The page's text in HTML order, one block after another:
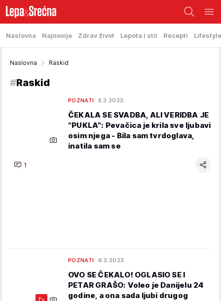
Naslovna Najnovije Zdrav život Lepota i stil Recepti Lifestyle
Naslovna Raskid
#Raskid
POZNATI 8.3.2023.
ČEKALA SE SVADBA, ALI VERIDBA JE
"PUKLA": Pevačica je krila sve ljubavi
osim njega - Bila sam tvrdoglava,
inatila sam se
1
POZNATI 6.3.2023.
OVO SE ČEKALO! OGLASIO SE I
PETAR GRAŠO: Voleo je Danijelu 24
godine, a ona sada ljubi drugog